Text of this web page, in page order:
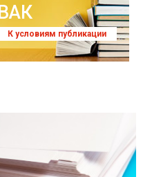
К условиям публикации